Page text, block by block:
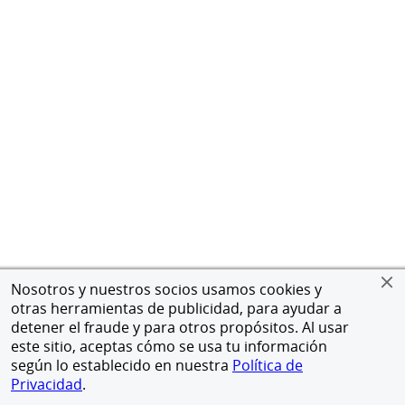
Nosotros y nuestros socios usamos cookies y
otras herramientas de publicidad, para ayudar a
detener el fraude y para otros propósitos. Al usar
este sitio, aceptas cómo se usa tu información
según lo establecido en nuestra Política de
Privacidad.